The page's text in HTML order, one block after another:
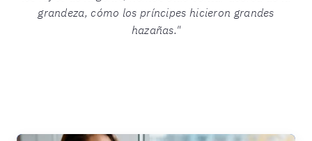
grandeza, cómo los príncipes hicieron grandes
hazañas."